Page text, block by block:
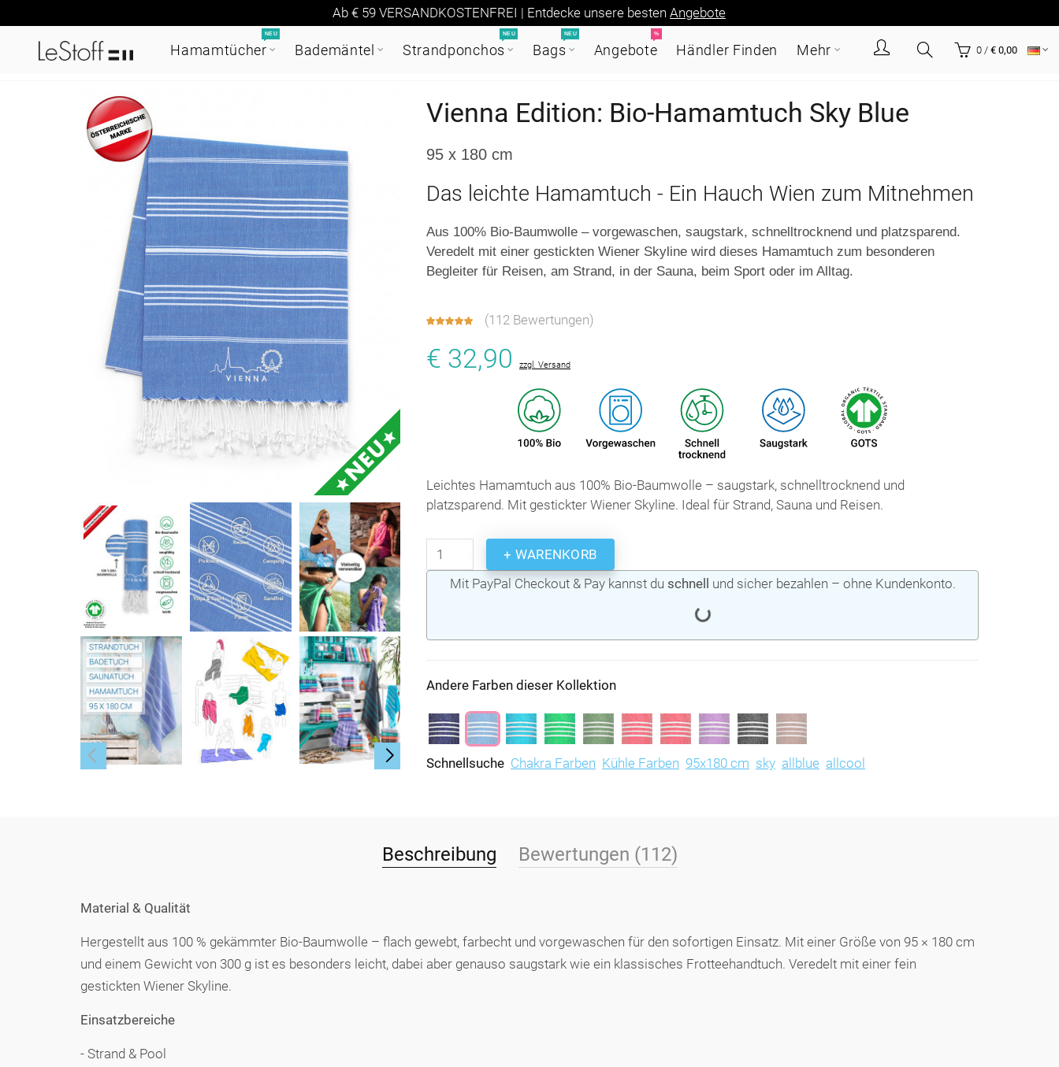
Ab € 59 VERSANDKOSTENFREI | Entdecke unsere bestenAngebote
Hamamtücher
NEU
Bademäntel Strandponchos
NEU
Bags
NEU
Angebote
%
Händler Finden Mehr 0 / € 0,00
Vienna Edition: Bio-Hamamtuch Sky Blue
95 x 180 cm
Das leichte Hamamtuch - Ein Hauch Wien zum Mitnehmen
Aus 100% Bio-Baumwolle – vorgewaschen, saugstark, schnelltrocknend und platzsparend.
Veredelt mit einer gestickten Wiener Skyline wird dieses Hamamtuch zum besonderen
Begleiter für Reisen, am Strand, in der Sauna, beim Sport oder im Alltag.
(112 Bewertungen)
€ 32,90 zzgl. Versand
Leichtes Hamamtuch aus 100% Bio-Baumwolle – saugstark, schnelltrocknend und
platzsparend. Mit gestickter Wiener Skyline. Ideal für Strand, Sauna und Reisen.
+ WARENKORB
Mit PayPal Checkout & Pay kannst du schnell und sicher bezahlen – ohne Kundenkonto.
Andere Farben dieser Kollektion
Schnellsuche Chakra Farben Kühle Farben 95x180 cm sky allblue allcool
Beschreibung Bewertungen (112)
Material & Qualität
Hergestellt aus 100 % gekämmter Bio-Baumwolle – flach gewebt, farbecht und vorgewaschen für den sofortigen Einsatz. Mit einer Größe von 95 × 180 cm
und einem Gewicht von 300 g ist es besonders leicht, dabei aber genauso saugstark wie ein klassisches Frotteehandtuch. Veredelt mit einer fein
gestickten Wiener Skyline.
Einsatzbereiche
- Strand & Pool